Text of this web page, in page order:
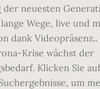
neuesten
Wege, live und
dank Videopräsenz..
Krise wächst der
Klicken Sie
um